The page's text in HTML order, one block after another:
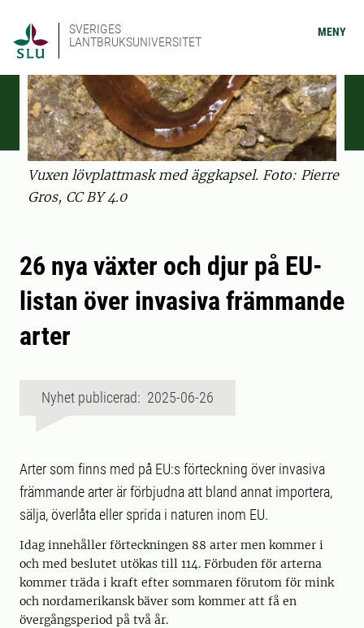
SVERIGES
LANTBRUKSUNIVERSITET
MENY
Vuxen lövplattmask med äggkapsel. Foto: Pierre
Gros, CC BY 4.0
26 nya växter och djur på EU-
listan över invasiva främmande
arter
Nyhet publicerad: 2025-06-26
Arter som finns med på EU:s förteckning över invasiva
främmande arter är förbjudna att bland annat importera,
sälja, överlåta eller sprida i naturen inom EU.
Idag innehåller förteckningen 88 arter men kommer i
och med beslutet utökas till 114. Förbuden för arterna
kommer träda i kraft efter sommaren förutom för mink
och nordamerikansk bäver som kommer att få en
övergångsperiod på två år.